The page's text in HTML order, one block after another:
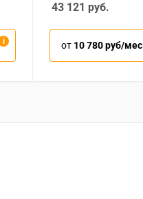
43 121 руб.
от 10 780 руб/мес